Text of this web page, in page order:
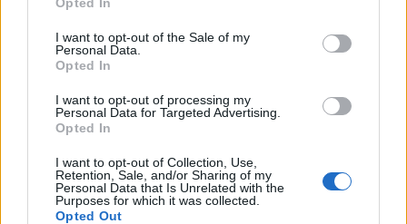
use your data for below specified purposes in below Google
consent section.
I want to opt-out of the Sale of my
Personal Data.
Opted In
I want to opt-out of processing my
Personal Data for Targeted Advertising.
Opted In
I want to opt-out of Collection, Use,
Retention, Sale, and/or Sharing of my
Personal Data that Is Unrelated with the
Purposes for which it was collected.
Opted Out
bilhões para Bradesco Asset
FINANÇA